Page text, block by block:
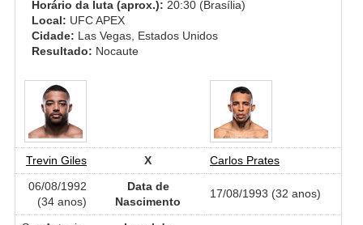
Horário da luta (aprox.): 20:30 (Brasília)
Local: UFC APEX
Cidade: Las Vegas, Estados Unidos
Resultado: Nocaute
Trevin Giles X
Carlos Prates
06/08/1992
(34 anos)
Data de
Nascimento
17/08/1993 (32 anos)